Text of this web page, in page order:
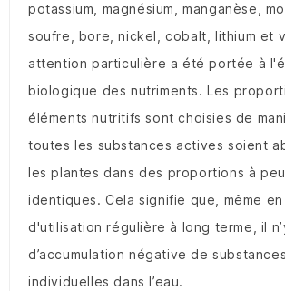
potassium, magnésium, manganèse,
soufre, bore, nickel, cobalt, lithium et
attention particulière a été portée à
biologique des nutriments. Les
éléments nutritifs sont choisies de
toutes les substances actives soient
les plantes dans des proportions à
identiques. Cela signifie que, même en
d'utilisation régulière à long terme, il
d’accumulation négative de
individuelles dans l’eau.